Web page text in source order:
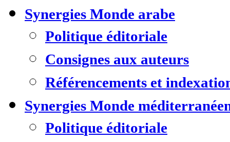
Synergies Monde arabe
Politique éditoriale
Consignes aux auteurs
Référencements et
Synergies Monde
Politique éditoriale